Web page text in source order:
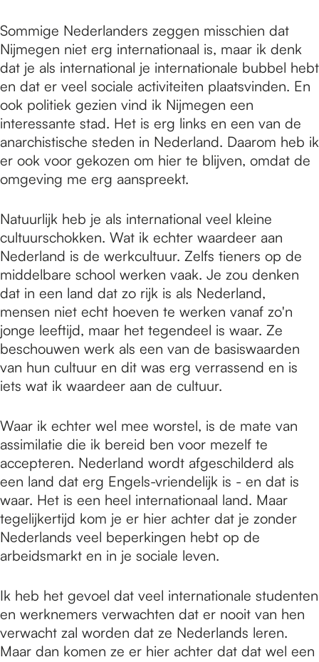
Sommige Nederlanders zeggen misschien dat
Nijmegen niet erg internationaal is, maar ik denk
dat je als international je internationale bubbel hebt
en dat er veel sociale activiteiten plaatsvinden. En
ook politiek gezien vind ik Nijmegen een
interessante stad. Het is erg links en een van de
anarchistische steden in Nederland. Daarom heb ik
er ook voor gekozen om hier te blijven, omdat de
omgeving me erg aanspreekt.
Natuurlijk heb je als international veel kleine
cultuurschokken. Wat ik echter waardeer aan
Nederland is de werkcultuur. Zelfs tieners op de
middelbare school werken vaak. Je zou denken
dat in een land dat zo rijk is als Nederland,
mensen niet echt hoeven te werken vanaf zo'n
jonge leeftijd, maar het tegendeel is waar. Ze
beschouwen werk als een van de basiswaarden
van hun cultuur en dit was erg verrassend en is
iets wat ik waardeer aan de cultuur.
Waar ik echter wel mee worstel, is de mate van
assimilatie die ik bereid ben voor mezelf te
accepteren. Nederland wordt afgeschilderd als
een land dat erg Engels-vriendelijk is - en dat is
waar. Het is een heel internationaal land. Maar
tegelijkertijd kom je er hier achter dat je zonder
Nederlands veel beperkingen hebt op de
arbeidsmarkt en in je sociale leven.
Ik heb het gevoel dat veel internationale studenten
en werknemers verwachten dat er nooit van hen
verwacht zal worden dat ze Nederlands leren.
Maar dan komen ze er hier achter dat dat wel een